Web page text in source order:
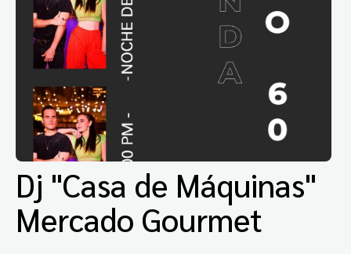
Dj "Casa de Máquinas"
Mercado Gourmet